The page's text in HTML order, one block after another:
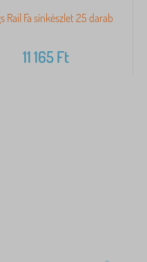
Rail Fa sínkészlet 25 darab
11 165Ft